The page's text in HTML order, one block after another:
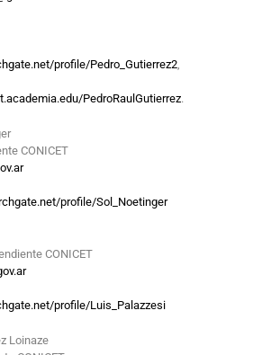
profile/Pedro_Gutierrez2
PedroRaulGutierrez.
CONICET
profile/Sol_Noetinger
CONICET
profile/Luis_Palazzesi
Loinaze